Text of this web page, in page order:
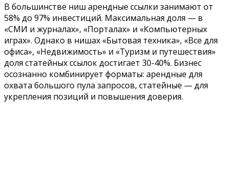
В большинстве ниш арендные ссылки занимают от
58% до 97% инвестиций. Максимальная доля — в
«СМИ и журналах», «Порталах» и «Компьютерных
играх». Однако в нишах «Бытовая техника», «Все для
офиса», «Недвижимость» и «Туризм и путешествия»
доля статейных ссылок достигает 30-40%. Бизнес
осознанно комбинирует форматы: арендные для
охвата большого пула запросов, статейные — для
укрепления позиций и повышения доверия.